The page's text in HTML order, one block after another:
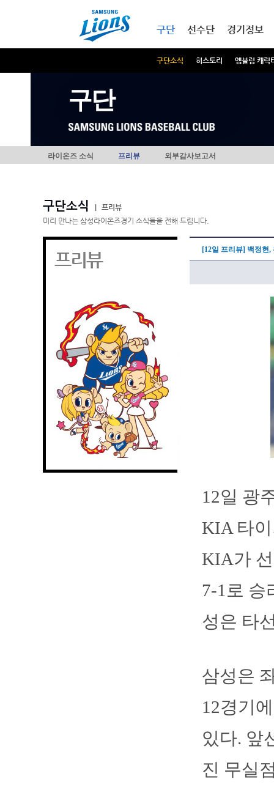
구단
구단소식 히스토리 엠블럼 캐릭
선수단 경기정보
구단
라이온즈 소식 프리뷰 외부감사보고서
구단소식
프리뷰
미리 만나는 삼성라이온즈경기 소식들을 전해 드립니다.
프리뷰 [12일 프리뷰] 백정현
12일 광
KIA 타
KIA가
7-1로 승
성은 타
삼성은
12경기
있다. 앞
진 무실